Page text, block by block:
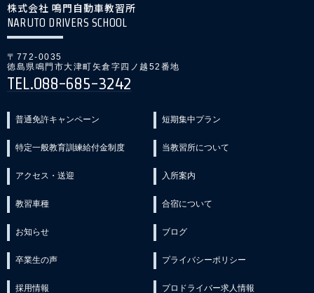
株式会社 鳴門自動車教習所
NARUTO DRIVERS SCHOOL
〒772-0035
徳島県鳴門市大津町矢倉字四ノ越52番地
TEL.088-685-3242
普通免許キャンペーン 短期集中プラン
特定一般教育訓練給付金制度 当教習所について
アクセス・送迎 入所案内
教習車種 合宿について
お知らせ ブログ
卒業生の声 プライバシーポリシー
採用情報 プロドライバー求人情報